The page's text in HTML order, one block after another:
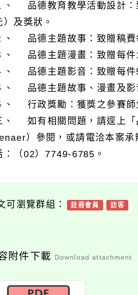
、 品德教育教學活動設計：
）及獎狀。
、 品德主題故事：致贈稿費
、 品德主題漫畫：致贈每件
、 品德主題影音：致贈每件
、 品德主題故事、漫畫及影
、 行政獎勵：獲獎之參賽師
、 如有相關問題，請逕上
）參閱，或請電洽本案
：（02）7749-6785。
可瀏覽群組： 註冊會員 訪客
附件下載 Download attachment